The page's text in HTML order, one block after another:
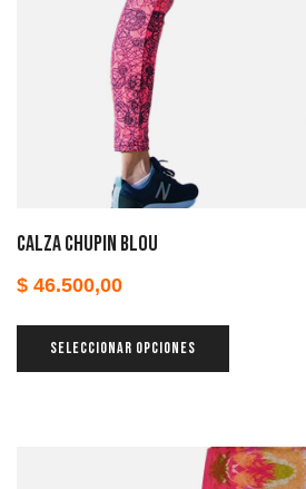
Calza chupin Blou
$ 46.500,00
SELECCIONAR OPCIONES